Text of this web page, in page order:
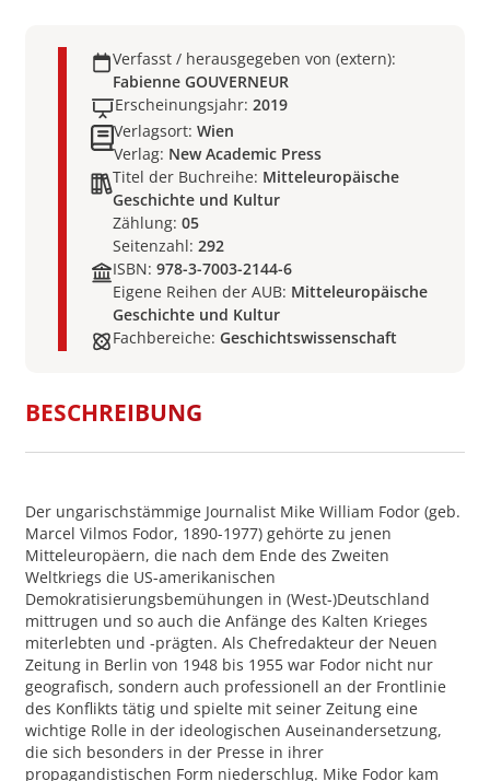
Verfasst / herausgegeben von (extern):
Fabienne GOUVERNEUR
Erscheinungsjahr: 2019
Verlagsort: Wien
Verlag: New Academic Press
Titel der Buchreihe: Mitteleuropäische
Geschichte und Kultur
Zählung: 05
Seitenzahl: 292
ISBN: 978-3-7003-2144-6
Eigene Reihen der AUB: Mitteleuropäische
Geschichte und Kultur
Fachbereiche: Geschichtswissenschaft
BESCHREIBUNG
Der ungarischstämmige Journalist Mike William Fodor (geb.
Marcel Vilmos Fodor, 1890-1977) gehörte zu jenen
Mitteleuropäern, die nach dem Ende des Zweiten
Weltkriegs die US-amerikanischen
Demokratisierungsbemühungen in (West-)Deutschland
mittrugen und so auch die Anfänge des Kalten Krieges
miterlebten und -prägten. Als Chefredakteur der Neuen
Zeitung in Berlin von 1948 bis 1955 war Fodor nicht nur
geografisch, sondern auch professionell an der Frontlinie
des Konflikts tätig und spielte mit seiner Zeitung eine
wichtige Rolle in der ideologischen Auseinandersetzung,
die sich besonders in der Presse in ihrer
propagandistischen Form niederschlug. Mike Fodor kam